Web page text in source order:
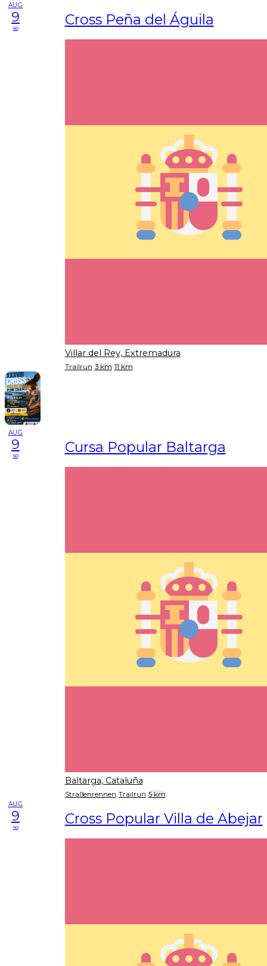
AUG
9
so Cross Peña del Águila
Villar del Rey, Extremadura
Trailrun 3 km 11 km
AUG
9
so Cursa Popular Baltarga
Baltarga, Cataluña
Straßenrennen Trailrun 5 km
AUG
9
so Cross Popular Villa de Abejar